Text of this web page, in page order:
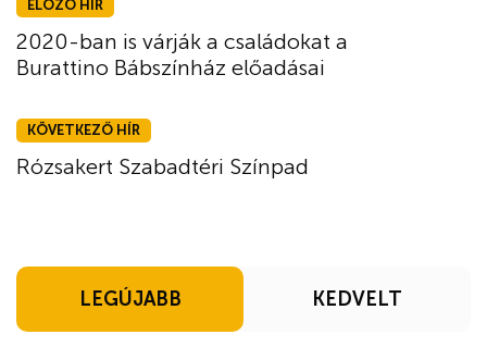
ELŐZŐ HÍR
2020-ban is várják a családokat a
Burattino Bábszínház előadásai
KÖVETKEZŐ HÍR
Rózsakert Szabadtéri Színpad
LEGÚJABB KEDVELT